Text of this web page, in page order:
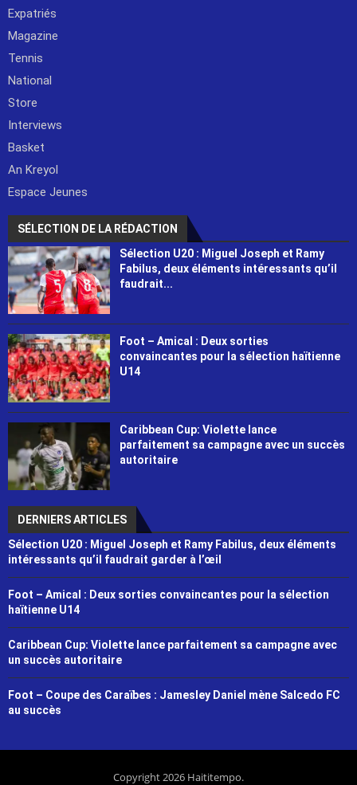
Expatriés
Magazine
Tennis
National
Store
Interviews
Basket
An Kreyol
Espace Jeunes
SÉLECTION DE LA RÉDACTION
Sélection U20 : Miguel Joseph et Ramy
Fabilus, deux éléments intéressants qu’il
faudrait...
Foot – Amical : Deux sorties
convaincantes pour la sélection haïtienne
U14
Caribbean Cup: Violette lance
parfaitement sa campagne avec un succès
autoritaire
DERNIERS ARTICLES
Sélection U20 : Miguel Joseph et Ramy Fabilus, deux éléments
intéressants qu’il faudrait garder à l’œil
Foot – Amical : Deux sorties convaincantes pour la sélection
haïtienne U14
Caribbean Cup: Violette lance parfaitement sa campagne avec
un succès autoritaire
Foot – Coupe des Caraïbes : Jamesley Daniel mène Salcedo FC
au succès
Copyright 2026 Haititempo.